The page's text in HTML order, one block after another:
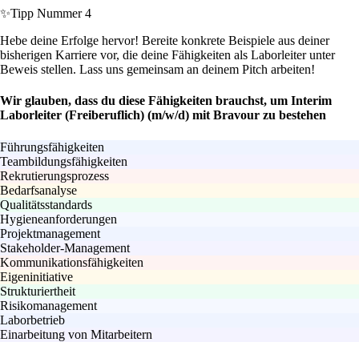
✨Tipp Nummer 4
Hebe deine Erfolge hervor! Bereite konkrete Beispiele aus deiner
bisherigen Karriere vor, die deine Fähigkeiten als Laborleiter unter
Beweis stellen. Lass uns gemeinsam an deinem Pitch arbeiten!
Wir glauben, dass du diese Fähigkeiten brauchst, um Interim
Laborleiter (Freiberuflich) (m/w/d) mit Bravour zu bestehen
Führungsfähigkeiten
Teambildungsfähigkeiten
Rekrutierungsprozess
Bedarfsanalyse
Qualitätsstandards
Hygieneanforderungen
Projektmanagement
Stakeholder-Management
Kommunikationsfähigkeiten
Eigeninitiative
Strukturiertheit
Risikomanagement
Laborbetrieb
Einarbeitung von Mitarbeitern